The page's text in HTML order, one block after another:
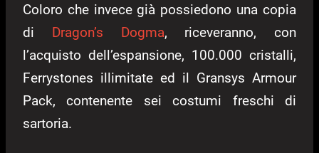
Coloro che invece già possiedono una copia
di Dragon’s Dogma, riceveranno, con
l’acquisto dell’espansione, 100.000 cristalli,
Ferrystones illimitate ed il Gransys Armour
Pack, contenente sei costumi freschi di
sartoria.